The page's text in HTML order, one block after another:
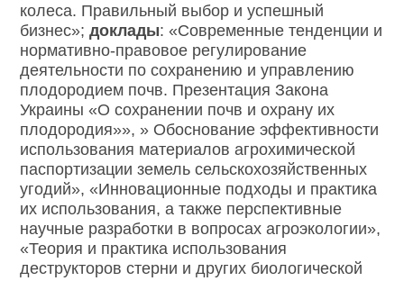
колеса. Правильный выбор и успешный
бизнес»;доклады: «Современные тенденции и
нормативно-правовое регулирование
деятельности по сохранению и управлению
плодородием почв. Презентация Закона
Украины «О сохранении почв и охрану их
плодородия»», » Обоснование эффективности
использования материалов агрохимической
паспортизации земель сельскохозяйственных
угодий», «Инновационные подходы и практика
их использования, а также перспективные
научные разработки в вопросах агроэкологии»,
«Теория и практика использования
деструкторов стерни и других биологической